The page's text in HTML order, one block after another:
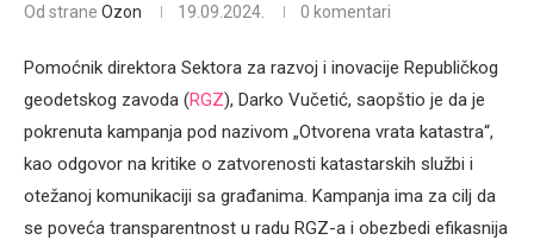
Od strane Ozon 19.09.2024. 0 komentari
Pomoćnik direktora Sektora za razvoj i inovacije Republičkog
geodetskog zavoda (RGZ), Darko Vučetić, saopštio je da je
pokrenuta kampanja pod nazivom „Otvorena vrata katastra“,
kao odgovor na kritike o zatvorenosti katastarskih službi i
otežanoj komunikaciji sa građanima. Kampanja ima za cilj da
se poveća transparentnost u radu RGZ-a i obezbedi efikasnija